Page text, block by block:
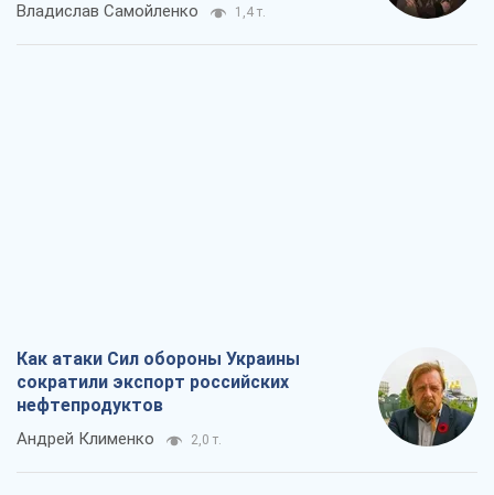
Владислав Самойленко 1,4 т.
Как атаки Сил обороны Украины
сократили экспорт российских
нефтепродуктов
Андрей Клименко 2,0 т.